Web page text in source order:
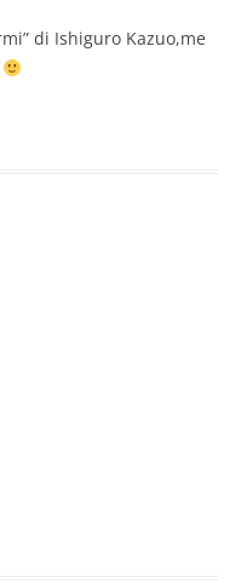
di Ishiguro Kazuo,me